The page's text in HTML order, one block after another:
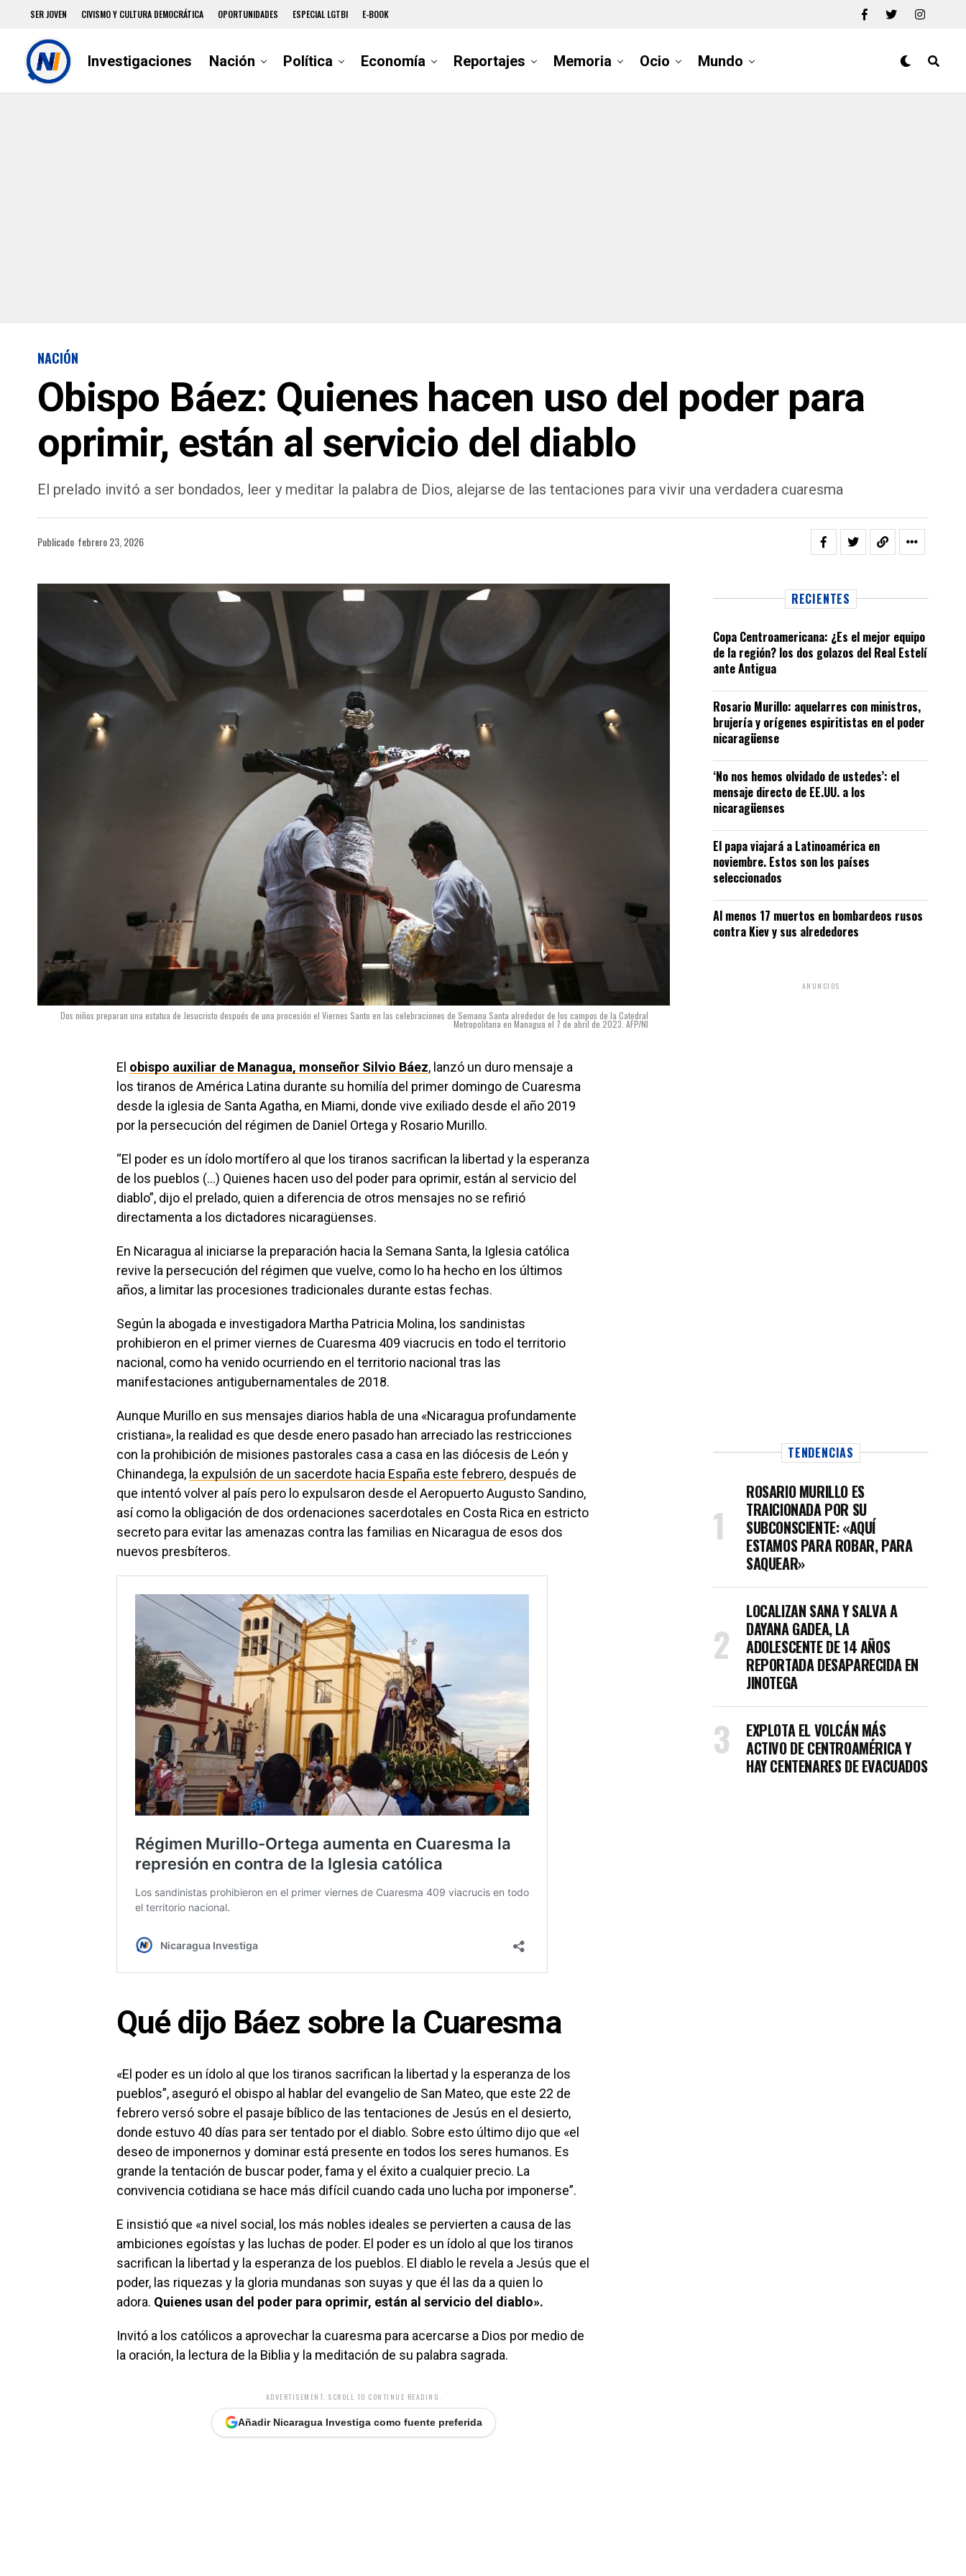
SER JOVEN CIVISMO Y CULTURA DEMOCRÁTICA OPORTUNIDADES ESPECIAL LGTBI E-BOOK
Investigaciones Nación Política Economía Reportajes Memoria Ocio Mundo
NACIÓN
Obispo Báez: Quienes hacen uso del poder para
oprimir, están al servicio del diablo
El prelado invitó a ser bondados, leer y meditar la palabra de Dios, alejarse de las tentaciones para vivir una verdadera cuaresma
Publicado febrero 23, 2026
Dos niños preparan una estatua de Jesucristo después de una procesión el Viernes Santo en las celebraciones de Semana Santa alrededor de los campos de la Catedral
Metropolitana en Managua el 7 de abril de 2023. AFP/NI
El obispo auxiliar de Managua, monseñor Silvio Báez, lanzó un duro mensaje a
los tiranos de América Latina durante su homilía del primer domingo de Cuaresma
desde la iglesia de Santa Agatha, en Miami, donde vive exiliado desde el año 2019
por la persecución del régimen de Daniel Ortega y Rosario Murillo.
“El poder es un ídolo mortífero al que los tiranos sacrifican la libertad y la esperanza
de los pueblos (…) Quienes hacen uso del poder para oprimir, están al servicio del
diablo”, dijo el prelado, quien a diferencia de otros mensajes no se refirió
directamenta a los dictadores nicaragüenses.
En Nicaragua al iniciarse la preparación hacia la Semana Santa, la Iglesia católica
revive la persecución del régimen que vuelve, como lo ha hecho en los últimos
años, a limitar las procesiones tradicionales durante estas fechas.
Según la abogada e investigadora Martha Patricia Molina, los sandinistas
prohibieron en el primer viernes de Cuaresma 409 viacrucis en todo el territorio
nacional, como ha venido ocurriendo en el territorio nacional tras las
manifestaciones antigubernamentales de 2018.
Aunque Murillo en sus mensajes diarios habla de una «Nicaragua profundamente
cristiana», la realidad es que desde enero pasado han arreciado las restricciones
con la prohibición de misiones pastorales casa a casa en las diócesis de León y
Chinandega, la expulsión de un sacerdote hacia España este febrero, después de
que intentó volver al país pero lo expulsaron desde el Aeropuerto Augusto Sandino,
así como la obligación de dos ordenaciones sacerdotales en Costa Rica en estricto
secreto para evitar las amenazas contra las familias en Nicaragua de esos dos
nuevos presbíteros.
Qué dijo Báez sobre la Cuaresma
«El poder es un ídolo al que los tiranos sacrifican la libertad y la esperanza de los
pueblos”, aseguró el obispo al hablar del evangelio de San Mateo, que este 22 de
febrero versó sobre el pasaje bíblico de las tentaciones de Jesús en el desierto,
donde estuvo 40 días para ser tentado por el diablo. Sobre esto último dijo que «el
deseo de imponernos y dominar está presente en todos los seres humanos. Es
grande la tentación de buscar poder, fama y el éxito a cualquier precio. La
convivencia cotidiana se hace más difícil cuando cada uno lucha por imponerse”.
E insistió que «a nivel social, los más nobles ideales se pervierten a causa de las
ambiciones egoístas y las luchas de poder. El poder es un ídolo al que los tiranos
sacrifican la libertad y la esperanza de los pueblos. El diablo le revela a Jesús que el
poder, las riquezas y la gloria mundanas son suyas y que él las da a quien lo
adora. Quienes usan del poder para oprimir, están al servicio del diablo».
Invitó a los católicos a aprovechar la cuaresma para acercarse a Dios por medio de
la oración, la lectura de la Biblia y la meditación de su palabra sagrada.
ADVERTISEMENT. SCROLL TO CONTINUE READING.
Añadir Nicaragua Investiga como fuente preferida
RECIENTES
Copa Centroamericana: ¿Es el mejor equipo
de la región? los dos golazos del Real Estelí
ante Antigua
Rosario Murillo: aquelarres con ministros,
brujería y orígenes espiritistas en el poder
nicaragüense
‘No nos hemos olvidado de ustedes’: el
mensaje directo de EE.UU. a los
nicaragüenses
El papa viajará a Latinoamérica en
noviembre. Estos son los países
seleccionados
Al menos 17 muertos en bombardeos rusos
contra Kiev y sus alrededores
ANUNCIOS
TENDENCIAS
ROSARIO MURILLO ES
TRAICIONADA POR SU
SUBCONSCIENTE: «AQUÍ
ESTAMOS PARA ROBAR, PARA
SAQUEAR»
LOCALIZAN SANA Y SALVA A
DAYANA GADEA, LA
ADOLESCENTE DE 14 AÑOS
REPORTADA DESAPARECIDA EN
JINOTEGA
EXPLOTA EL VOLCÁN MÁS
ACTIVO DE CENTROAMÉRICA Y
HAY CENTENARES DE EVACUADOS